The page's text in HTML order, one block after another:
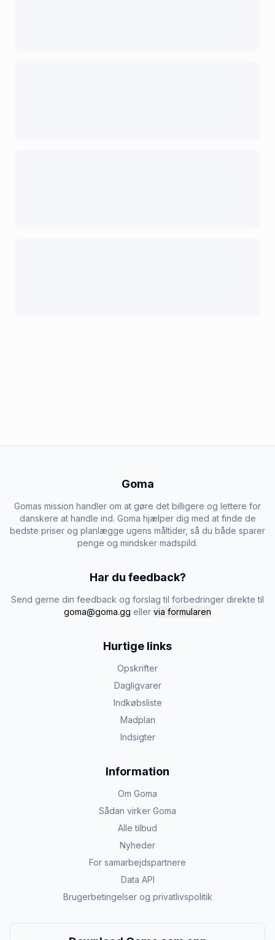
Goma
Gomas mission handler om at gøre det billigere og lettere for
danskere at handle ind. Goma hjælper dig med at finde de
bedste priser og planlægge ugens måltider, så du både sparer
penge og mindsker madspild.
Har du feedback?
Send gerne din feedback og forslag til forbedringer direkte til
goma@goma.gg eller via formularen
Hurtige links
Opskrifter
Dagligvarer
Indkøbsliste
Madplan
Indsigter
Information
Om Goma
Sådan virker Goma
Alle tilbud
Nyheder
For samarbejdspartnere
Data API
Brugerbetingelser og privatlivspolitik